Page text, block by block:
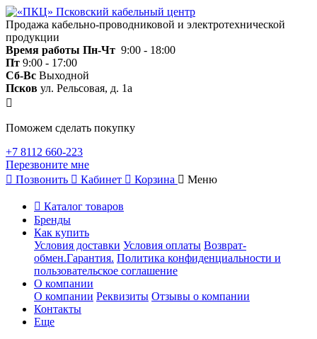
Продажа кабельно-проводниковой и электротехнической
продукции
Время работы Пн-Чт 9:00 - 18:00
Пт 9:00 - 17:00
Сб-Вс Выходной
Псков ул. Рельсовая, д. 1а
Поможем сделать покупку
+7 8112 660-223
Перезвоните мне
Позвонить
Кабинет Корзина Меню
Каталог товаров
Бренды
Как купить
Условия доставки Условия оплаты Возврат-
обмен.Гарантия. Политика конфиденциальности и
пользовательское соглашение
О компании
О компании Реквизиты Отзывы о компании
Контакты
Еще